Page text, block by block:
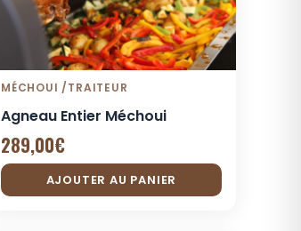
MÉCHOUI /TRAITEUR
Agneau Entier Méchoui
289,00€
AJOUTER AU PANIER